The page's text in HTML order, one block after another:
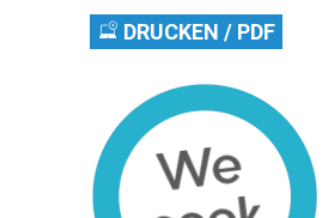
DRUCKEN / PDF